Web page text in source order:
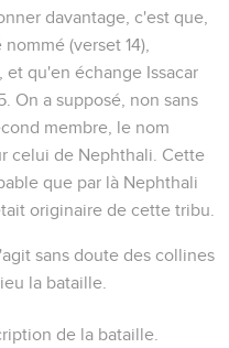
davantage, c'est que,
(verset 14),
qu'en échange Issacar
On a supposé, non sans
membre, le nom
celui de Nephthali. Cette
que par là Nephthali
originaire de cette tribu.
sans doute des collines
la bataille.
de la bataille.